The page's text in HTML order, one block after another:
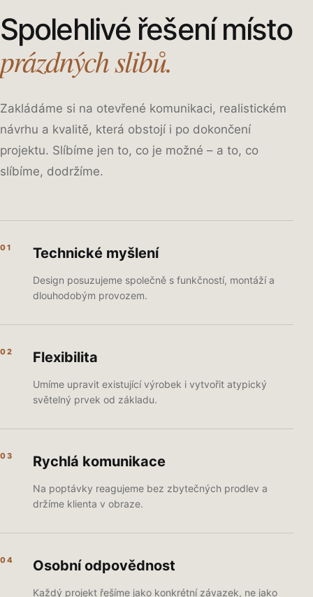
Spolehlivé řešení místo
prázdných slibů.
Zakládáme si na otevřené komunikaci, realistickém
návrhu a kvalitě, která obstojí i po dokončení
projektu. Slíbíme jen to, co je možné – a to, co
slíbíme, dodržíme.
01 Technické myšlení
Design posuzujeme společně s funkčností, montáží a
dlouhodobým provozem.
02 Flexibilita
Umíme upravit existující výrobek i vytvořit atypický
světelný prvek od základu.
03 Rychlá komunikace
Na poptávky reagujeme bez zbytečných prodlev a
držíme klienta v obraze.
04 Osobní odpovědnost
Každý projekt řešíme jako konkrétní závazek, ne jako